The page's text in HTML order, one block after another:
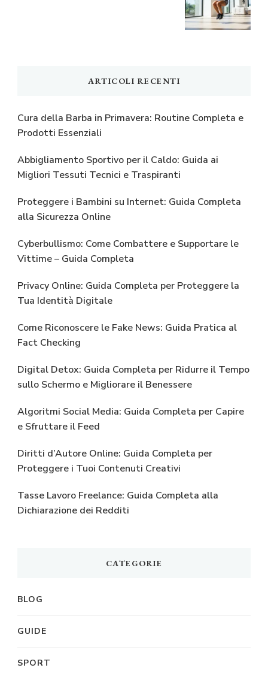
ARTICOLI RECENTI
Cura della Barba in Primavera: Routine Completa e
Prodotti Essenziali
Abbigliamento Sportivo per il Caldo: Guida ai
Migliori Tessuti Tecnici e Traspiranti
Proteggere i Bambini su Internet: Guida Completa
alla Sicurezza Online
Cyberbullismo: Come Combattere e Supportare le
Vittime – Guida Completa
Privacy Online: Guida Completa per Proteggere la
Tua Identità Digitale
Come Riconoscere le Fake News: Guida Pratica al
Fact Checking
Digital Detox: Guida Completa per Ridurre il Tempo
sullo Schermo e Migliorare il Benessere
Algoritmi Social Media: Guida Completa per Capire
e Sfruttare il Feed
Diritti d’Autore Online: Guida Completa per
Proteggere i Tuoi Contenuti Creativi
Tasse Lavoro Freelance: Guida Completa alla
Dichiarazione dei Redditi
CATEGORIE
BLOG
GUIDE
SPORT